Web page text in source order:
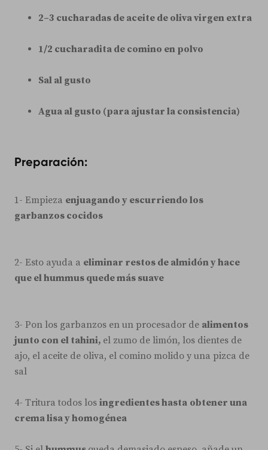
2–3 cucharadas de aceite de oliva virgen extra
1/2 cucharadita de comino en polvo
Sal al gusto
Agua al gusto (para ajustar la consistencia)
Preparación:
1- Empieza enjuagando y escurriendo los
garbanzos cocidos
2- Esto ayuda a eliminar restos de almidón y hace
que el hummus quede más suave
3- Pon los garbanzos en un procesador de alimentos
junto con el tahini, el zumo de limón, los dientes de
ajo, el aceite de oliva, el comino molido y una pizca de
sal
4- Tritura todos los ingredientes hasta obtener una
crema lisa y homogénea